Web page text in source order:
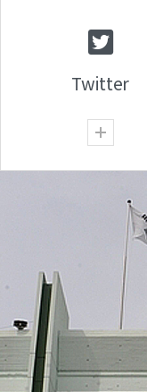
Twitter